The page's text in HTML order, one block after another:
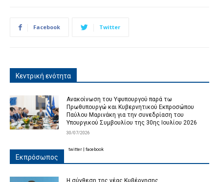
Facebook Twitter
Κεντρική ενότητα
Ανακοίνωση του Υφυπουργού παρά τω
Πρωθυπουργώ και Κυβερνητικού Εκπροσώπου
Παύλου Μαρινάκη για την συνεδρίαση του
Υπουργικού Συμβουλίου της 30ης Ιουλίου 2026
30/07/2026
Εκπρόσωπος
Η σύνθεση της νέας Κυβέρνησης
twitter facebook